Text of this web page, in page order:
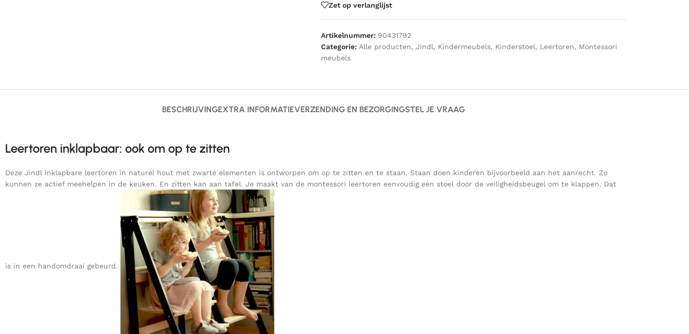
Zet op verlanglijst
Artikelnummer: 90431792
Categorie: Alle producten, Jindl, Kindermeubels, Kinderstoel, Leertoren, Montessori
meubels
BESCHRIJVINGEXTRA INFORMATIEVERZENDING EN BEZORGINGSTEL JE VRAAG
Leertoren inklapbaar: ook om op te zitten
Deze Jindl inklapbare leertoren in naturel hout met zwarte elementen is ontworpen om op te zitten en te staan. Staan doen kinderen bijvoorbeeld aan het aanrecht. Zo
kunnen ze actief meehelpen in de keuken. En zitten kan aan tafel. Je maakt van de montessori leertoren eenvoudig een stoel door de veiligheidsbeugel om te klappen. Dat
is in een handomdraai gebeurd.